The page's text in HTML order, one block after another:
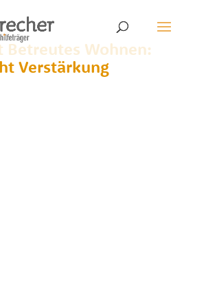
Betreutes Wohnen:
Verstärkung